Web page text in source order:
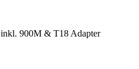
900M & T18 Adapter